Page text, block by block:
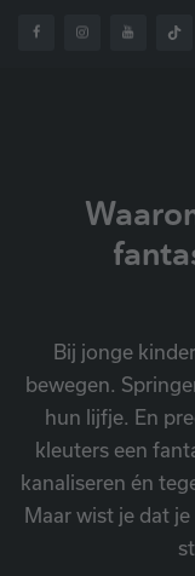
Bij jonge
bewegen.
hun lijfje. En
kleuters een
kanaliseren én
Maar wist je dat